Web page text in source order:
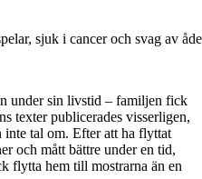
sjuk i cancer och svag av
under sin livstid – familjen fick
texter publicerades visserligen,
inte tal om. Efter att ha flyttat
och mått bättre under en tid,
flytta hem till mostrarna än en